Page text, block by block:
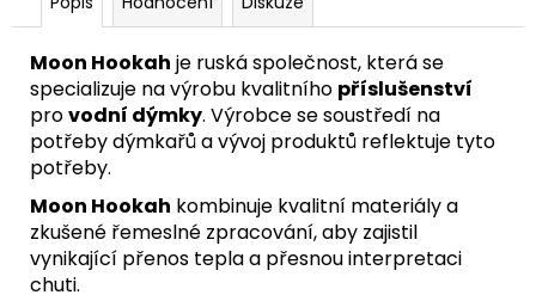
Moon Hookah je ruská společnost, která se
specializuje na výrobu kvalitního příslušenství
provodní dýmky. Výrobce se soustředí na
potřeby dýmkařů a vývoj produktů reflektuje tyto
potřeby.
Moon Hookah kombinuje kvalitní materiály a
zkušené řemeslné zpracování, aby zajistil
vynikající přenos tepla a přesnou interpretaci
chuti.